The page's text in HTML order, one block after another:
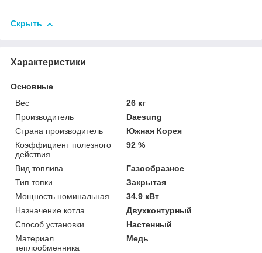
Скрыть
Характеристики
Основные
Вес
26 кг
Производитель
Daesung
Страна производитель
Южная Корея
Коэффициент полезного
действия
92 %
Вид топлива
Газообразное
Тип топки
Закрытая
Мощность номинальная
34.9 кВт
Назначение котла
Двухконтурный
Способ установки
Настенный
Материал
теплообменника
Медь